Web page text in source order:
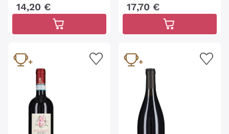
14,20 € 17,70 €